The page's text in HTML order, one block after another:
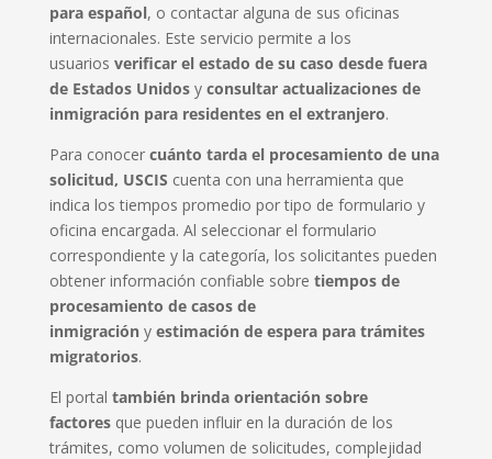
para español, o contactar alguna de sus oficinas
internacionales. Este servicio permite a los
usuarios verificar el estado de su caso desde fuera
de Estados Unidosy consultar actualizaciones de
inmigración para residentes en el extranjero.
Para conocercuánto tarda el procesamiento de una
solicitud, USCIS cuenta con una herramienta que
indica los tiempos promedio por tipo de formulario y
oficina encargada. Al seleccionar el formulario
correspondiente y la categoría, los solicitantes pueden
obtener información confiable sobre tiempos de
procesamiento de casos de
inmigración y estimación de espera para trámites
migratorios.
El portal también brinda orientación sobre
factores que pueden influir en la duración de los
trámites, como volumen de solicitudes, complejidad